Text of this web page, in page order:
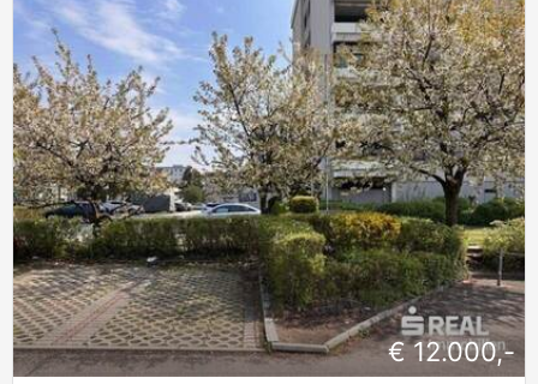
€ 12.000,-